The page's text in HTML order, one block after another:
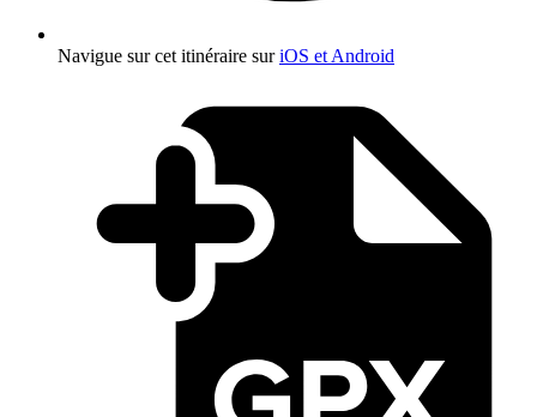
Navigue sur cet itinéraire suriOS et Android